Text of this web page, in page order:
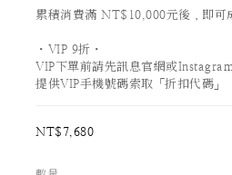
累積消費滿 NT$10,000元後，即可
・VIP 9折・
VIP下單前請先訊息官網或
提供VIP手機號碼索取「折扣代碼」
NT$7,680